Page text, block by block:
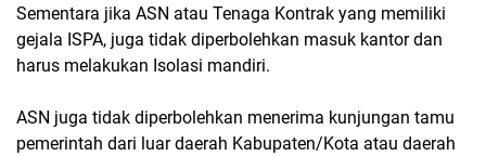
Sementara jika ASN atau Tenaga Kontrak yang memiliki
gejala ISPA, juga tidak diperbolehkan masuk kantor dan
harus melakukan Isolasi mandiri.
ASN juga tidak diperbolehkan menerima kunjungan tamu
pemerintah dari luar daerah Kabupaten/Kota atau daerah